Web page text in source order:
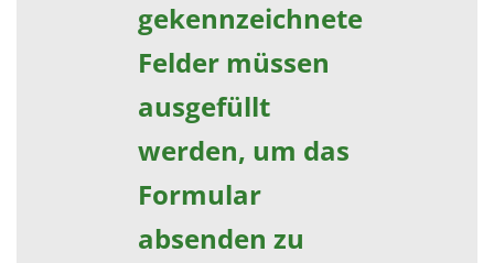
gekennzeichnete
Felder müssen
ausgefüllt
werden, um das
Formular
absenden zu